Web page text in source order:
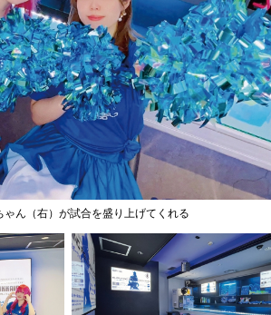
ん（右）が試合を盛り上げてくれる